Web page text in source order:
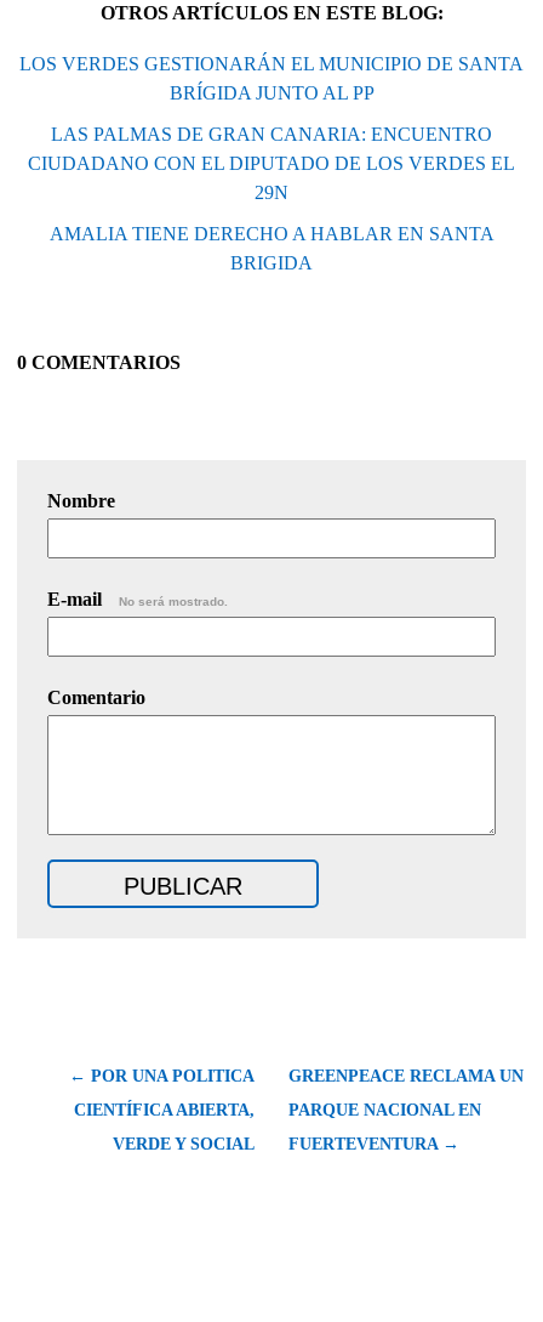
OTROS ARTÍCULOS EN ESTE BLOG:
LOS VERDES GESTIONARÁN EL MUNICIPIO DE SANTA
BRÍGIDA JUNTO AL PP
LAS PALMAS DE GRAN CANARIA: ENCUENTRO
CIUDADANO CON EL DIPUTADO DE LOS VERDES EL
29N
AMALIA TIENE DERECHO A HABLAR EN SANTA
BRIGIDA
0 COMENTARIOS
Nombre
E-mail No será mostrado.
Comentario
← POR UNA POLITICA
CIENTÍFICA ABIERTA,
VERDE Y SOCIAL
GREENPEACE RECLAMA UN
PARQUE NACIONAL EN
FUERTEVENTURA →